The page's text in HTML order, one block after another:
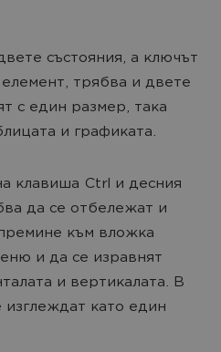
състояния, а ключът
трябва и двете
с един размер, така
и графиката.
клавиша Ctrl и десния
да се отбележат и
към вложка
и да се изравнят
и вертикалата. В
изглеждат като един